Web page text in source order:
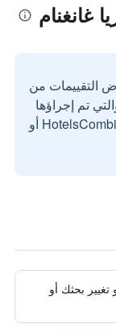
غانغنام
التقييمات من
تم إجراؤها
بواسطة مستخدمين حقيقيين مع HotelsCombined أو
بحثك أو